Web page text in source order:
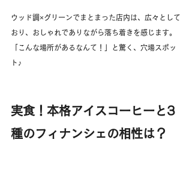
ウッド調×グリーンでまとまった店内は、広々として
おり、おしゃれでありながら落ち着きを感じます。
「こんな場所があるなんて！」と驚く、穴場スポッ
ト♪
実食！本格アイスコーヒーと3
種のフィナンシェの相性は？